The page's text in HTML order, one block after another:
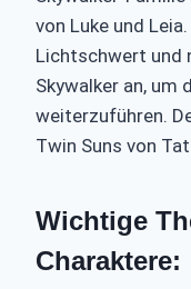
von Luke und
Lichtschwert und
Skywalker an, um
weiterzuführen.
Twin Suns von
Wichtige
Charaktere: